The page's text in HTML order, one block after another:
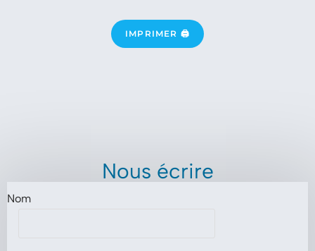
IMPRIMER 🖨
Nous écrire
Nom